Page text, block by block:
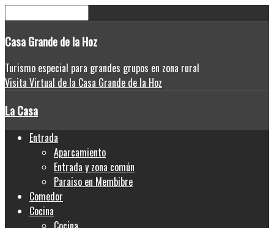
CasaGrande de la Hoz
Turismo especial para grandes grupos en zona rural
Visita Virtual de la Casa Grande de la Hoz
La Casa
Entrada
Aparcamiento
Entrada y zona común
Paraiso en Membibre
Comedor
Cocina